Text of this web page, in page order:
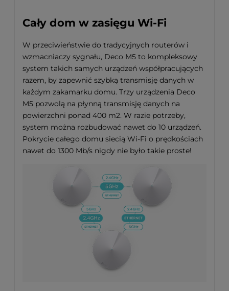
Cały dom w zasięgu Wi‑Fi
W przeciwieństwie do tradycyjnych routerów i
wzmacniaczy sygnału, Deco M5 to kompleksowy
system takich samych urządzeń współpracujących
razem, by zapewnić szybką transmisję danych w
każdym zakamarku domu. Trzy urządzenia Deco
M5 pozwolą na płynną transmisję danych na
powierzchni ponad 400 m2. W razie potrzeby,
system można rozbudować nawet do 10 urządzeń.
Pokrycie całego domu siecią Wi‑Fi o prędkościach
nawet do 1300 Mb/s nigdy nie było takie proste!